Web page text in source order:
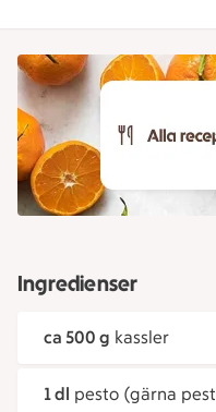
Ingredienser
ca 500 g kassler
1 dl pesto (gärna